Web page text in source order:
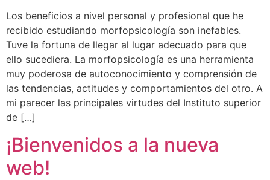
Los beneficios a nivel personal y profesional que he
recibido estudiando morfopsicología son inefables.
Tuve la fortuna de llegar al lugar adecuado para que
ello sucediera. La morfopsicología es una herramienta
muy poderosa de autoconocimiento y comprensión de
las tendencias, actitudes y comportamientos del otro. A
mi parecer las principales virtudes del Instituto superior
de […]
¡Bienvenidos a la nueva
web!